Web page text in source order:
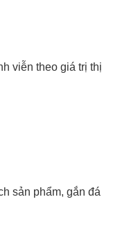
viễn theo giá trị thị
sản phẩm, gắn đá